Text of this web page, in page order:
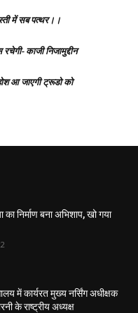
में सब पत्थर।।
काजी निजामुद्दीन
आ जाएगी ट्रूडो को
का निर्माण बना अभिशाप, खो गया
में कार्यरत मुख्य नर्सिंग अधीक्षक
के राष्ट्रीय अध्यक्ष